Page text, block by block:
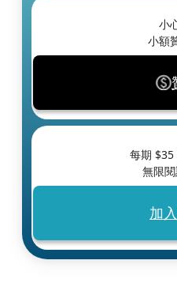
小
小額
每期 $35
無限
加